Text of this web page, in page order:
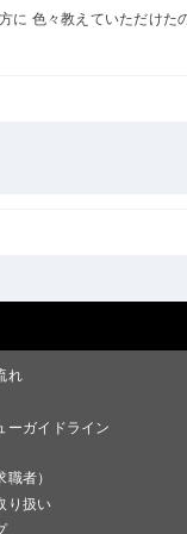
に 色々教えていただけた
れ
ーガイドライン
者）
り扱い